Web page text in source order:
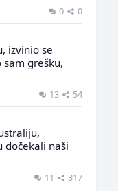
0 0
izvinio se
sam grešku,
13 54
dočekali naši
11 317